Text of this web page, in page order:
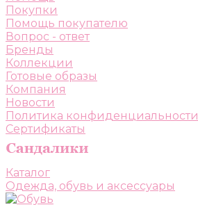
Покупки
Помощь покупателю
Вопрос - ответ
Бренды
Коллекции
Готовые образы
Компания
Новости
Политика конфиденциальности
Сертификаты
Каталог
Одежда, обувь и аксессуары